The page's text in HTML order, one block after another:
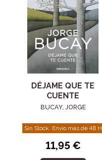
DÉJAME QUE TE
CUENTE
BUCAY, JORGE
Sin Stock. Envío más de 48 H
11,95 €